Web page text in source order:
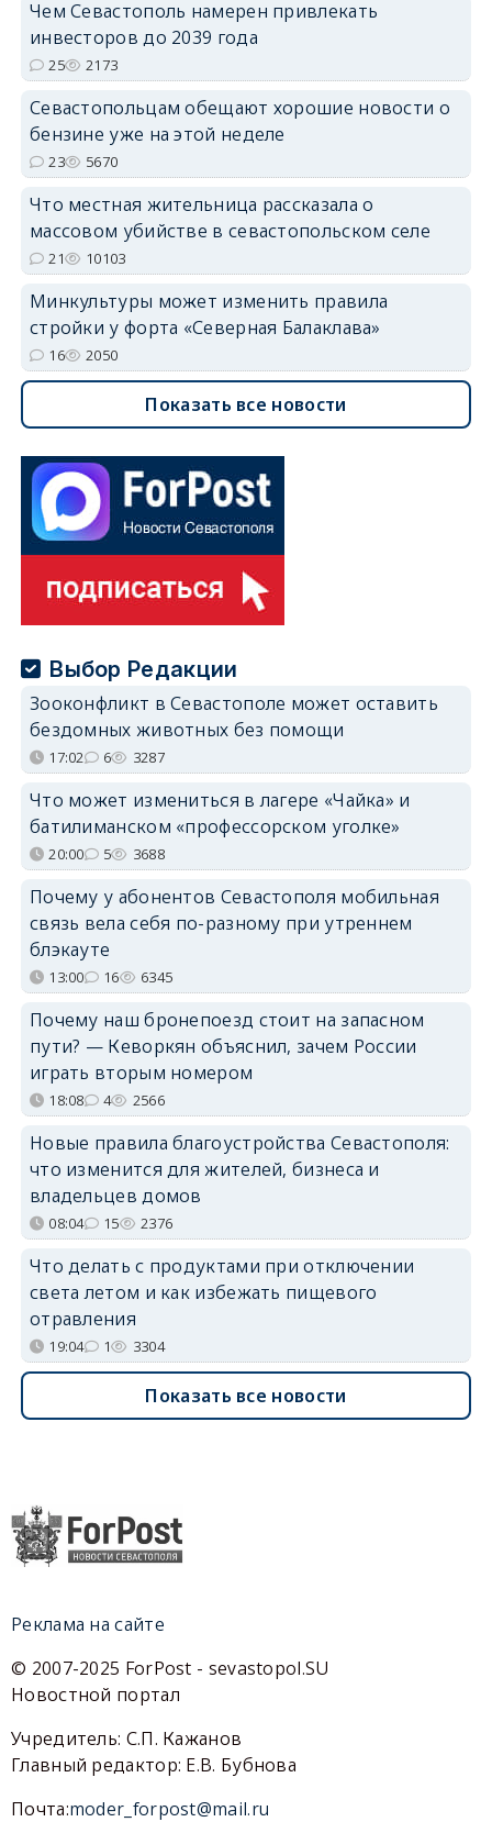
Чем Севастополь намерен привлекать
инвесторов до 2039 года
25 2173
Севастопольцам обещают хорошие новости о
бензине уже на этой неделе
23 5670
Что местная жительница рассказала о
массовом убийстве в севастопольском селе
21 10103
Минкультуры может изменить правила
стройки у форта «Северная Балаклава»
16 2050
Показать все новости
Выбор Редакции
Зооконфликт в Севастополе может оставить
бездомных животных без помощи
17:02 6 3287
Что может измениться в лагере «Чайка» и
батилиманском «профессорском уголке»
20:00 5 3688
Почему у абонентов Севастополя мобильная
связь вела себя по-разному при утреннем
блэкауте
13:00 16 6345
Почему наш бронепоезд стоит на запасном
пути? — Кеворкян объяснил, зачем России
играть вторым номером
18:08 4 2566
Новые правила благоустройства Севастополя:
что изменится для жителей, бизнеса и
владельцев домов
08:04 15 2376
Что делать с продуктами при отключении
света летом и как избежать пищевого
отравления
19:04 1 3304
Показать все новости
Реклама на сайте
© 2007-2025 ForPost - sevastopol.SU
Новостной портал
Учредитель: С.П. Кажанов
Главный редактор: Е.В. Бубнова
Почта:moder_forpost@mail.ru